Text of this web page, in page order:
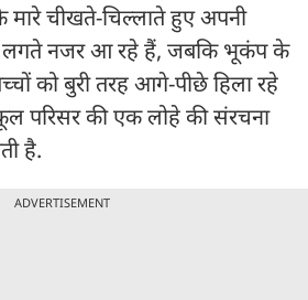
चीखते-चिल्लाते हुए अपनी
लगते नजर आ रहे हैं, जबकि भूकंप के
को बुरी तरह आगे-पीछे हिला रहे
परिसर की एक लोहे की संरचना
है.
ADVERTISEMENT